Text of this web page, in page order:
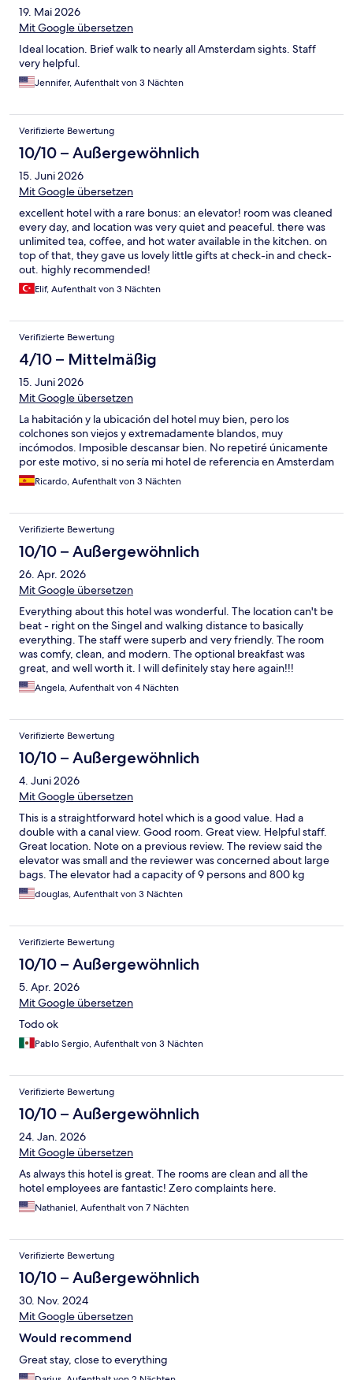
19. Mai 2026
Mit Google übersetzen
Ideal location. Brief walk to nearly all Amsterdam sights. Staff
very helpful.
Jennifer, Aufenthalt von 3 Nächten
Verifizierte Bewertung
10/10 – Außergewöhnlich
15. Juni 2026
Mit Google übersetzen
excellent hotel with a rare bonus: an elevator! room was cleaned
every day, and location was very quiet and peaceful. there was
unlimited tea, coffee, and hot water available in the kitchen. on
top of that, they gave us lovely little gifts at check-in and check-
out. highly recommended!
Elif, Aufenthalt von 3 Nächten
Verifizierte Bewertung
4/10 – Mittelmäßig
15. Juni 2026
Mit Google übersetzen
La habitación y la ubicación del hotel muy bien, pero los
colchones son viejos y extremadamente blandos, muy
incómodos. Imposible descansar bien. No repetiré únicamente
por este motivo, si no sería mi hotel de referencia en Amsterdam
Ricardo, Aufenthalt von 3 Nächten
Verifizierte Bewertung
10/10 – Außergewöhnlich
26. Apr. 2026
Mit Google übersetzen
Everything about this hotel was wonderful. The location can't be
beat - right on the Singel and walking distance to basically
everything. The staff were superb and very friendly. The room
was comfy, clean, and modern. The optional breakfast was
great, and well worth it. I will definitely stay here again!!!
Angela, Aufenthalt von 4 Nächten
Verifizierte Bewertung
10/10 – Außergewöhnlich
4. Juni 2026
Mit Google übersetzen
This is a straightforward hotel which is a good value. Had a
double with a canal view. Good room. Great view. Helpful staff.
Great location. Note on a previous review. The review said the
elevator was small and the reviewer was concerned about large
bags. The elevator had a capacity of 9 persons and 800 kg
unless you have a giant steamer trunk there will be no problem.
douglas, Aufenthalt von 3 Nächten
Verifizierte Bewertung
10/10 – Außergewöhnlich
5. Apr. 2026
Mit Google übersetzen
Todo ok
Pablo Sergio, Aufenthalt von 3 Nächten
Verifizierte Bewertung
10/10 – Außergewöhnlich
24. Jan. 2026
Mit Google übersetzen
As always this hotel is great. The rooms are clean and all the
hotel employees are fantastic! Zero complaints here.
Nathaniel, Aufenthalt von 7 Nächten
Verifizierte Bewertung
10/10 – Außergewöhnlich
30. Nov. 2024
Mit Google übersetzen
Would recommend
Great stay, close to everything